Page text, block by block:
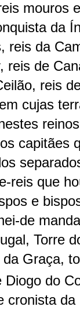
mouros
da
reis da
reis de
reis
cujas
capitães
reis que
e
de
Torre
Graça,
do
cronista